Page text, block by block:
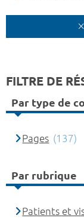
FILTRE DE
Par type de
Pages (137)
Par rubrique
Patients et